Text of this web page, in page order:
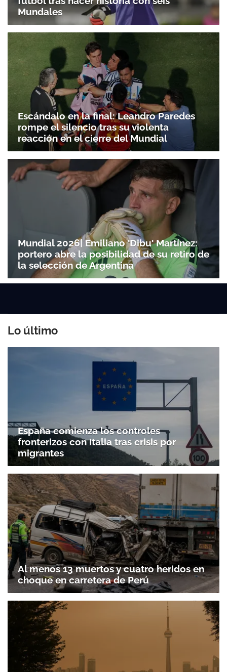
Mundales
Escándalo en la final: Leandro Paredes
rompe el silencio tras su violenta
reacción en el cierre del Mundial
Mundial 2026| Emiliano 'Dibu' Martínez:
portero abre la posibilidad de su retiro de
la selección de Argentina
Lo último
España comienza los controles
fronterizos con Italia tras crisis por
migrantes
Al menos 13 muertos y cuatro heridos en
choque en carretera de Perú